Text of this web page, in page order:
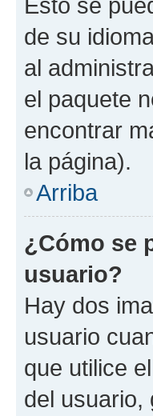
de su
al
el paquete
encontrar
la página).
Arriba
¿Cómo se
usuario?
Hay dos
usuario
que utilice
del usuario,